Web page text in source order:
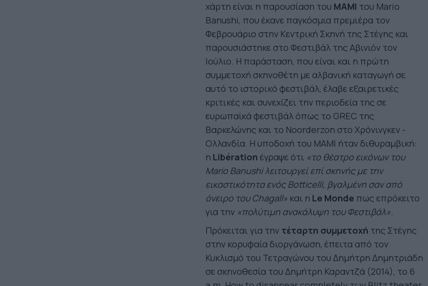
χάρτη είναι η παρουσίαση του ΜΑΜΙ του Mario
Banushi, που έκανε παγκόσμια πρεμιέρα τον
Φεβρουάριο στην Κεντρική Σκηνή της Στέγης και
παρουσιάστηκε στο Φεστιβάλ της Αβινιόν τον
Ιούλιο. Η παράσταση, που είναι και η πρώτη
συμμετοχή σκηνοθέτη με αλβανική καταγωγή σε
αυτό το ιστορικό φεστιβάλ, έλαβε εξαιρετικές
κριτικές και συνεχίζει την περιοδεία της σε
ευρωπαϊκά φεστιβάλ όπως το GREC της
Βαρκελώνης και το Noorderzon στο Χρόνινγκεν -
Ολλανδία. Η υποδοχή του MAMI ήταν διθυραμβική:
η Libération έγραψε ότι «το θέατρο εικόνων του
Mario Banushi λειτουργεί επί σκηνής με την
εικαστικότητα ενός Botticelli, βγαλμένη σαν από
όνειρο του Chagall» και η Le Monde πως επρόκειτο
για την «πολύτιμη ανακάλυψη του Φεστιβάλ».
Πρόκειται για την τέταρτη συμμετοχή της Στέγης
στην κορυφαία διοργάνωση, έπειτα από τον
Κυκλισμό του Τετραγώνου του Δημήτρη Δημητριάδη
σε σκηνοθεσία του Δημήτρη Καραντζά (2014), το 6